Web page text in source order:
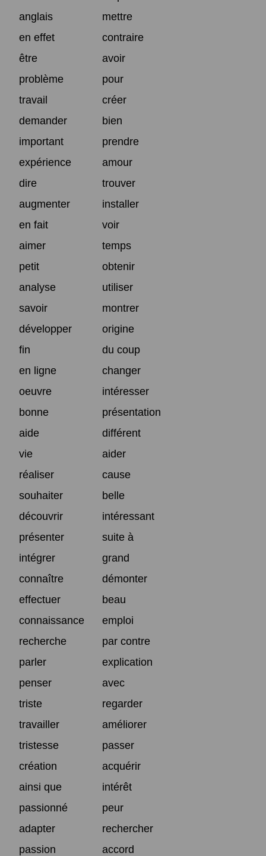
anglais
mettre
en effet
contraire
être
avoir
problème
pour
travail
créer
demander
bien
important
prendre
expérience
amour
dire
trouver
augmenter
installer
en fait
voir
aimer
temps
petit
obtenir
analyse
utiliser
savoir
montrer
développer
origine
fin
du coup
en ligne
changer
oeuvre
intéresser
bonne
présentation
aide
différent
vie
aider
réaliser
cause
souhaiter
belle
découvrir
intéressant
présenter
suite à
intégrer
grand
connaître
démonter
effectuer
beau
connaissance
emploi
recherche
par contre
parler
explication
penser
avec
triste
regarder
travailler
améliorer
tristesse
passer
création
acquérir
ainsi que
intérêt
passionné
peur
adapter
rechercher
passion
accord